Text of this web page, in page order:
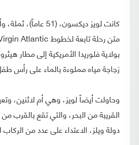
كانت لويز ديكسون،
بولاية فلوريدا الأمريكية إلى مطار
زجاجة مياه مملوءة بالماء على رأس
وحاولت أيضاً لويز، وهي أم لاثنين،
القريبة من البحر، والتي تقع بالقرب
دولة ويلز، الاعتداء على عدد من الركاب